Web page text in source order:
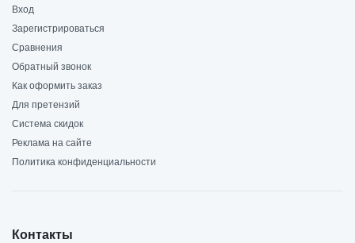
Вход
Зарегистрироваться
Сравнения
Обратный звонок
Как оформить заказ
Для претензий
Система скидок
Реклама на сайте
Политика конфиденциальности
Контакты